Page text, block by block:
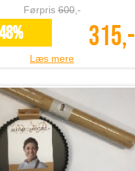
Førpris600,-
315,-
Læs mere